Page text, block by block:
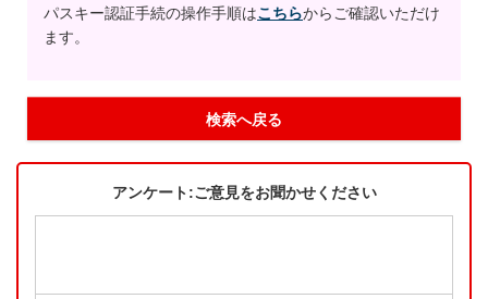
パスキー認証手続の操作手順はこちらからご確認いただけ
ます。
検索へ戻る
アンケート:ご意見をお聞かせください